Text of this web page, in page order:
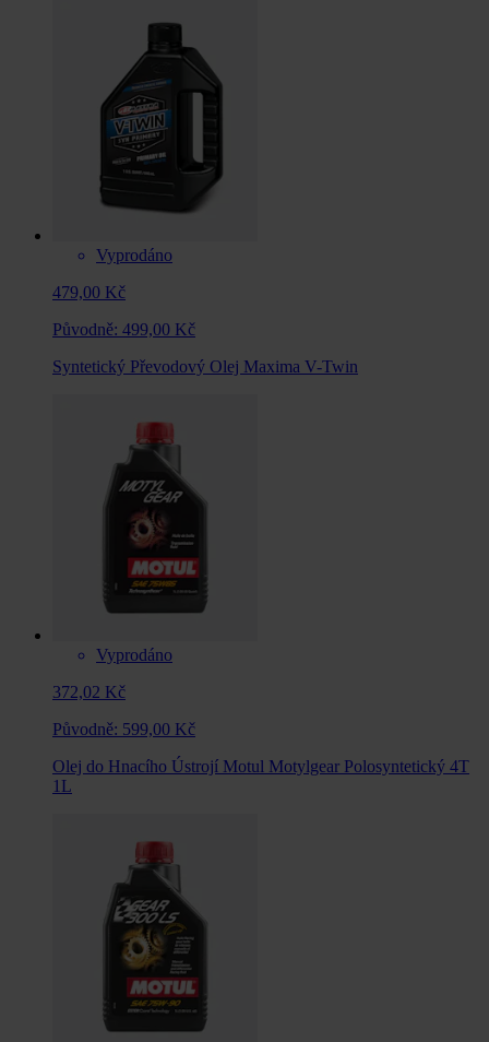
Vyprodáno
479,00 Kč
Původně: 499,00 Kč
Syntetický Převodový Olej Maxima V-Twin
Vyprodáno
372,02 Kč
Původně: 599,00 Kč
Olej do Hnacího Ústrojí Motul Motylgear Polosyntetický 4T
1L